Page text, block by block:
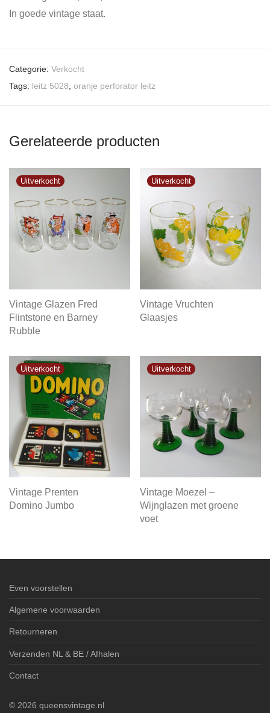
In goede vintage staat.
Categorie: Verkocht
Tags: leitz 5028 oranje perforator leitz
Gerelateerde producten
Vintage Glazen Fred
Flintstone en Barney
Rubble
Vintage Vruchten
Glaasjes
Vintage Prenten
Domino Jumbo
Vintage Moezel –
Wijnglazen met groene
voet
Even voorstellen
Algemene voorwaarden
Retourneren
Verzenden NL & BE / Afhalen
Contact
© 2026 queensvintage.nl